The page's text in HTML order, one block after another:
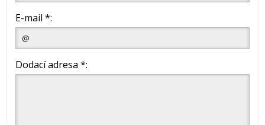
E-mail *:
Dodací adresa *: